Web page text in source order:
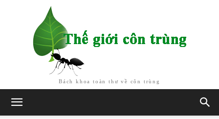
Bách khoa toàn thư về côn trùng